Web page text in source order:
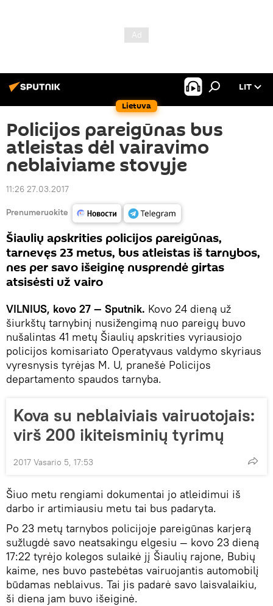
Lietuva
LIT
Policijos pareigūnas bus
atleistas dėl vairavimo
neblaiviame stovyje
11:26 27.03.2017
Prenumeruokite
Šiaulių apskrities policijos pareigūnas,
tarnevęs 23 metus, bus atleistas iš tarnybos,
nes per savo išeiginę nusprendė girtas
atsisėsti už vairo
VILNIUS, kovo 27 — Sputnik. Kovo 24 dieną už
šiurkštų tarnybinį nusižengimą nuo pareigų buvo
nušalintas 41 metų Šiaulių apskrities vyriausiojo
policijos komisariato Operatyvaus valdymo skyriaus
vyresnysis tyrėjas M. U, pranešė Policijos
departamento spaudos tarnyba.
Kova su neblaiviais vairuotojais:
virš 200 ikiteisminių tyrimų
2017 Vasario 5, 17:53
Šiuo metu rengiami dokumentai jo atleidimui iš
darbo ir artimiausiu metu tai bus padaryta.
Po 23 metų tarnybos policijoje pareigūnas karjerą
sužlugdė savo neatsakingu elgesiu — kovo 23 dieną
17:22 tyrėjo kolegos sulaikė jį Šiaulių rajone, Bubių
kaime, nes buvo pastebėtas vairuojantis automobilį
būdamas neblaivus. Tai jis padarė savo laisvalaikiu,
ši diena jam buvo išeiginė.